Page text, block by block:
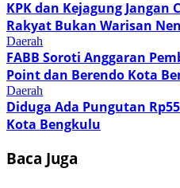
KPK dan Kejagung Jangan
Rakyat Bukan Warisan
Daerah
FABB Soroti Anggaran
Point dan Berendo Kota
Daerah
Diduga Ada Pungutan
Kota Bengkulu
Baca Juga